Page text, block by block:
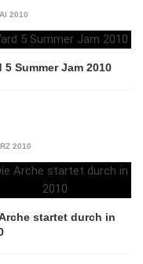
2010
5 Summer Jam 2010
2010
startet durch in